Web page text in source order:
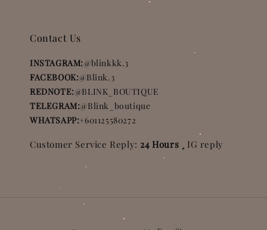
Contact Us
INSTAGRAM:@blinkkk.3
FACEBOOK:@Blink.3
REDNOTE:@BLINK_BOUTIQUE
TELEGRAM:@Blink_boutique
WHATSAPP:+601125580272
Customer Service Reply: 24 Hours ¸ IG reply